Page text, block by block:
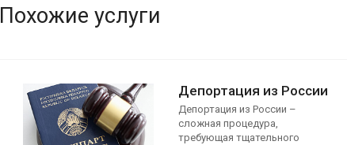
Похожие услуги
Депортация из России
Депортация из России –
сложная процедура,
требующая тщательного